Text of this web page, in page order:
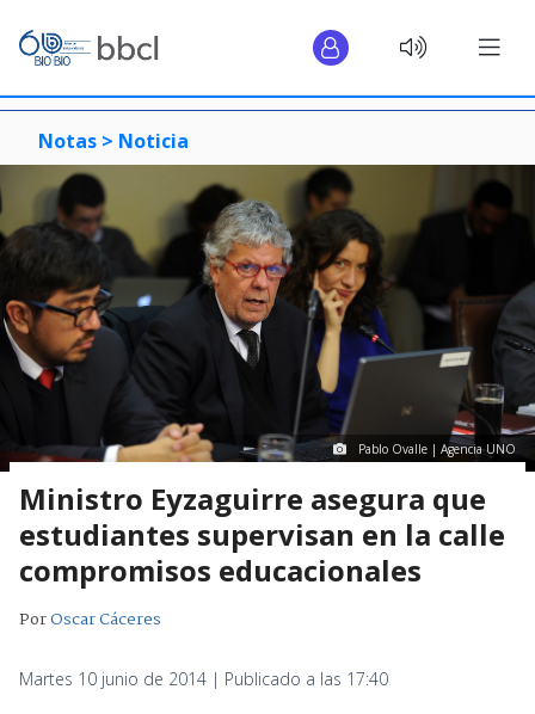
Notas > Noticia
Pablo Ovalle | Agencia UNO
Ministro Eyzaguirre asegura que
estudiantes supervisan en la calle
compromisos educacionales
PorOscar Cáceres
Martes 10 junio de 2014 | Publicado a las 17:40